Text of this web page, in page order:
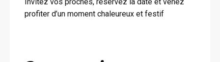
profiter d’un moment chaleureux et festif